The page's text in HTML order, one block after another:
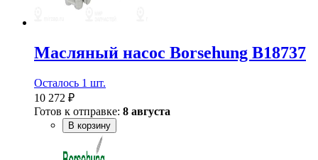
Масляный насос Borsehung B18737
Осталось 1 шт.
10 272 ₽
Готов к отправке: 8 августа
В корзину